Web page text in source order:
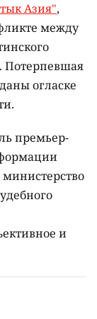
Азия",
между
Потерпевшая
огласке
премьер-
и